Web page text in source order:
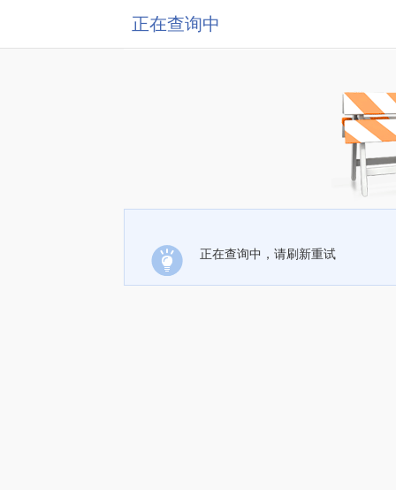
正在查询中
正在查询中，请刷新重试